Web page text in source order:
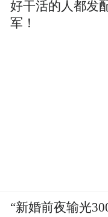
好干活的人都发
军！
“新婚前夜输光